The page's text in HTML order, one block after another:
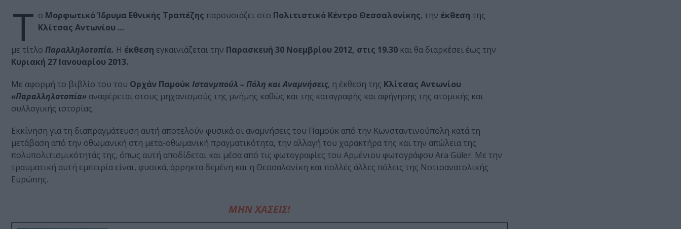
Τ ο Μορφωτικό Ίδρυμα Εθνικής Τραπέζης παρουσιάζει στο Πολιτιστικό Κέντρο Θεσσαλονίκης, την έκθεση της
Κλίτσας Αντωνίου …
με τίτλο Παραλληλοτοπία. Η έκθεση εγκαινιάζεται την Παρασκευή 30 Νοεμβρίου 2012, στις 19.30 και θα διαρκέσει έως την
Κυριακή 27 Ιανουαρίου 2013.
Με αφορμή το βιβλίο του του Ορχάν Παμούκ Ιστανμπούλ – Πόλη και Αναμνήσεις, η έκθεση της Κλίτσας Αντωνίου
«Παραλληλοτοπία» αναφέρεται στους μηχανισμούς της μνήμης καθώς και της καταγραφής και αφήγησης της ατομικής και
συλλογικής ιστορίας.
Εκκίνηση για τη διαπραγμάτευση αυτή αποτελούν φυσικά οι αναμνήσεις του Παμούκ από την Κωνσταντινούπολη κατά τη
μετάβαση από την οθωμανική στη μετα-οθωμανική πραγματικότητα, την αλλαγή του χαρακτήρα της και την απώλεια της
πολυπολιτισμικότητάς της, όπως αυτή αποδίδεται και μέσα από τις φωτογραφίες του Αρμένιου φωτογράφου Ara Güler. Με την
τραυματική αυτή εμπειρία είναι, φυσικά, άρρηκτα δεμένη και η Θεσσαλονίκη και πολλές άλλες πόλεις της Νοτιοανατολικής
Ευρώπης.
ΜΗΝ ΧΑΣΕΙΣ!